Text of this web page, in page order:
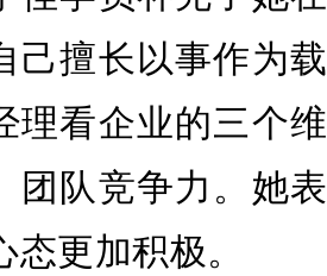
己擅长以事作为
理看企业的三个
团队竞争力。她
态更加积极。